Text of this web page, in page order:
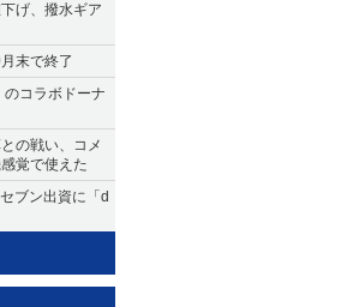
げ、撥水ギア
末で終了
のコラボドーナ
の戦い、コメ
覚で使えた
ブン出資に「d